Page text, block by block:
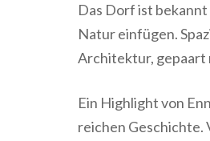
Das Dorf ist
Natur einfügen.
Architektur, gepaart
Ein Highlight von
reichen Geschichte.